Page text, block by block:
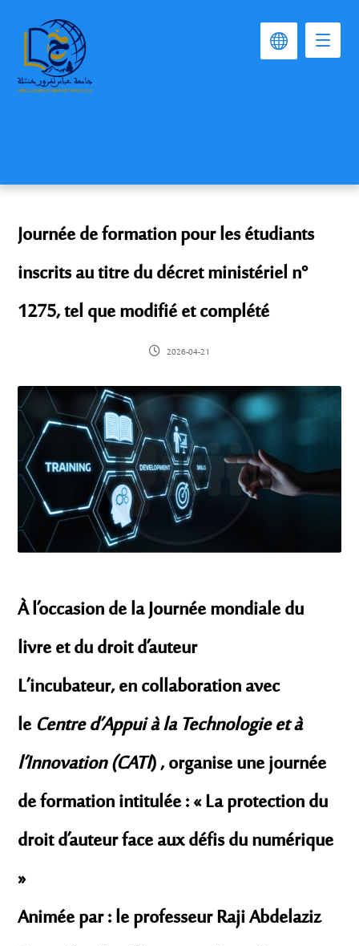
Journée de formation pour les étudiants
inscrits au titre du décret ministériel n°
1275, tel que modifié et complété
2026-04-21
À l’occasion de la Journée mondiale du
livre et du droit d’auteur
L’incubateur, en collaboration avec
leCentre d’Appui à la Technologie et à
l’Innovation (CATI) , organise une journée
de formation intitulée : « La protection du
droit d’auteur face aux défis du numérique
»
Animée par : le professeur Raji Abdelaziz